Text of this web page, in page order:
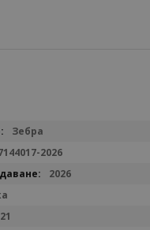
Зебра
2026
2026